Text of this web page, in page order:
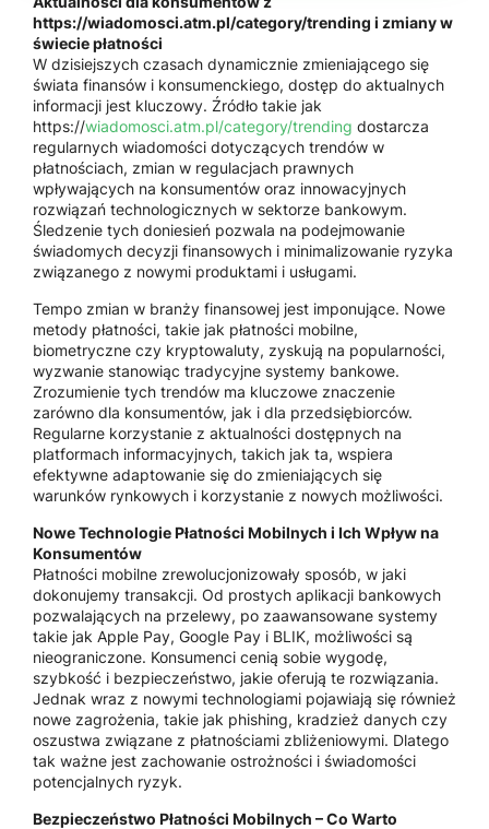
https://wiadomosci.atm.pl/category/trending i zmiany w
świecie płatności
W dzisiejszych czasach dynamicznie zmieniającego się
świata finansów i konsumenckiego, dostęp do aktualnych
informacji jest kluczowy. Źródło takie jak
https://wiadomosci.atm.pl/category/trending dostarcza
regularnych wiadomości dotyczących trendów w
płatnościach, zmian w regulacjach prawnych
wpływających na konsumentów oraz innowacyjnych
rozwiązań technologicznych w sektorze bankowym.
Śledzenie tych doniesień pozwala na podejmowanie
świadomych decyzji finansowych i minimalizowanie ryzyka
związanego z nowymi produktami i usługami.
Tempo zmian w branży finansowej jest imponujące. Nowe
metody płatności, takie jak płatności mobilne,
biometryczne czy kryptowaluty, zyskują na popularności,
wyzwanie stanowiąc tradycyjne systemy bankowe.
Zrozumienie tych trendów ma kluczowe znaczenie
zarówno dla konsumentów, jak i dla przedsiębiorców.
Regularne korzystanie z aktualności dostępnych na
platformach informacyjnych, takich jak ta, wspiera
efektywne adaptowanie się do zmieniających się
warunków rynkowych i korzystanie z nowych możliwości.
Nowe Technologie Płatności Mobilnych i Ich Wpływ na
Konsumentów
Płatności mobilne zrewolucjonizowały sposób, w jaki
dokonujemy transakcji. Od prostych aplikacji bankowych
pozwalających na przelewy, po zaawansowane systemy
takie jak Apple Pay, Google Pay i BLIK, możliwości są
nieograniczone. Konsumenci cenią sobie wygodę,
szybkość i bezpieczeństwo, jakie oferują te rozwiązania.
Jednak wraz z nowymi technologiami pojawiają się również
nowe zagrożenia, takie jak phishing, kradzież danych czy
oszustwa związane z płatnościami zbliżeniowymi. Dlatego
tak ważne jest zachowanie ostrożności i świadomości
potencjalnych ryzyk.
Bezpieczeństwo Płatności Mobilnych – Co Warto